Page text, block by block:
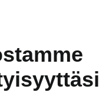
Škoda Shop